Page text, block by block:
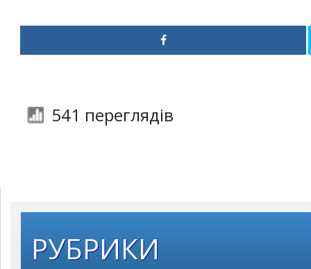
541 переглядів
РУБРИКИ